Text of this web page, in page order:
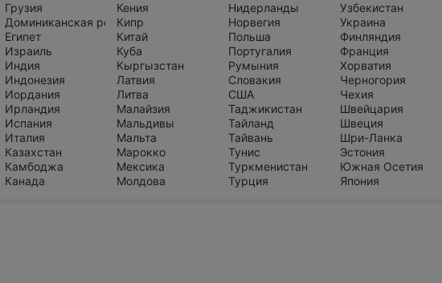
Грузия
Доминиканская республика
Египет
Израиль
Индия
Индонезия
Иордания
Ирландия
Испания
Италия
Казахстан
Камбоджа
Канада
Кения
Кипр
Китай
Куба
Кыргызстан
Латвия
Литва
Малайзия
Мальдивы
Мальта
Марокко
Мексика
Молдова
Нидерланды
Норвегия
Польша
Португалия
Румыния
Словакия
США
Таджикистан
Тайланд
Тайвань
Тунис
Туркменистан
Турция
Узбекистан
Украина
Финляндия
Франция
Хорватия
Черногория
Чехия
Швейцария
Швеция
Шри-Ланка
Эстония
Южная Осетия
Япония